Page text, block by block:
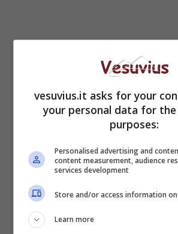
25-NATALE
vesuvius.it asks for your
your personal data for
purposes:
Personalised advertising and
content measurement, audience
services development
Store and/or access information on
Learn more